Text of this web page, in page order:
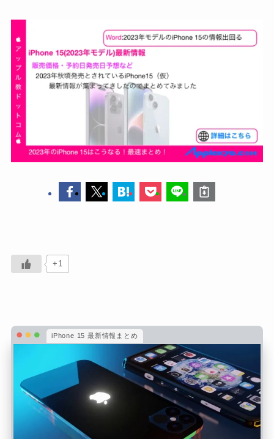
+1
iPhone 15 最新情報まとめ